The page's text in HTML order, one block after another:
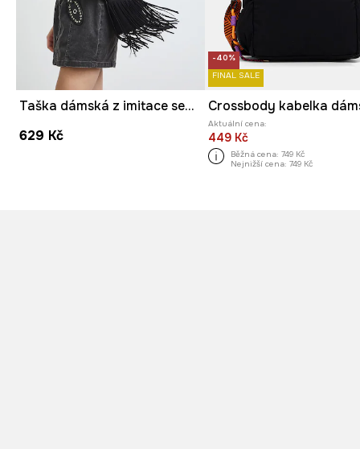
Taška dámská z imitace semiše
629 Kč
-40%
FINAL SALE
Crossbody kabelka
Aktuální cena:
449 Kč
Běžná cena: 749 Kč
Nejnižší cena: 749 Kč